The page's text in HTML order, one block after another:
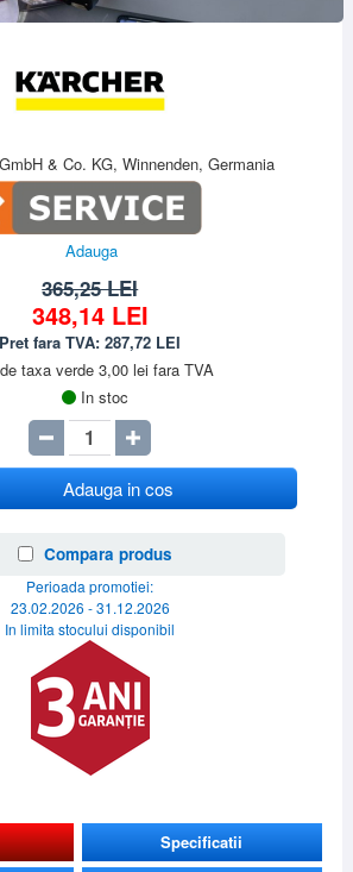
& Co. KG, Winnenden, Germania
Adauga
365,25 LEI
348,14 LEI
Pret fara TVA:287,72 LEI
taxa verde 3,00 lei fara TVA
In stoc
Adauga in cos
Compara produs
Perioada promotiei:
23.02.2026 - 31.12.2026
In limita stocului disponibil
Specificatii